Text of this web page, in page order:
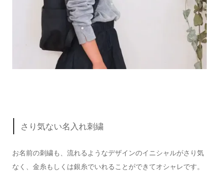
さり気ない名入れ刺繍
お名前の刺繍も、流れるようなデザインのイニシャルがさり気
なく、金糸もしくは銀糸でいれることができてオシャレです。